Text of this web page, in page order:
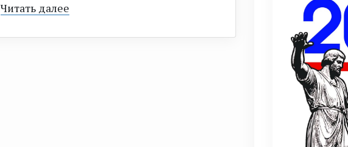
Читать далее